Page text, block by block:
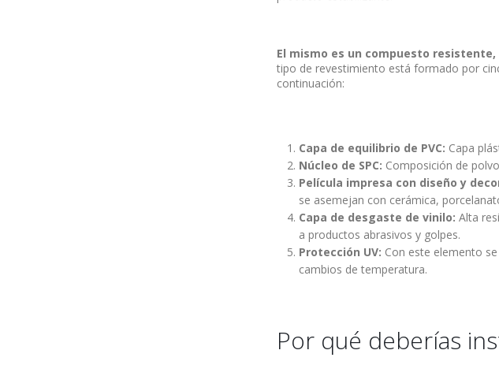
El mismo es un compuesto
tipo de revestimiento está formado por
continuación:
Capa de equilibrio de PVC: Capa
Núcleo de SPC: Composición de
Película impresa con diseño y
se asemejan con cerámica,
Capa de desgaste de vinilo: Alta
a productos abrasivos y golpes.
Protección UV: Con este elemento
cambios de temperatura.
Por qué deberías